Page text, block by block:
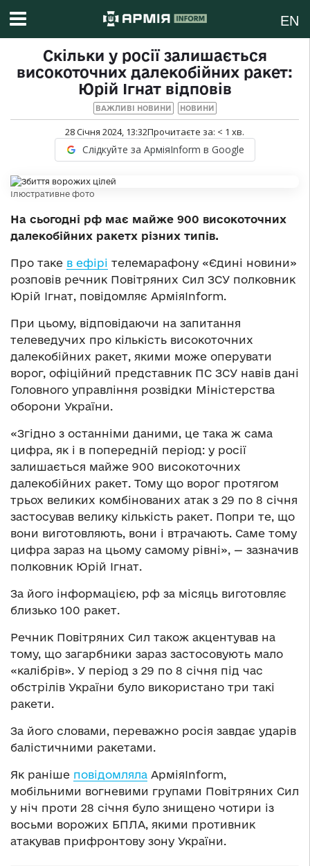
EN
Скільки у росії залишається
високоточних далекобійних ракет:
Юрій Ігнат відповів
ВАЖЛИВІ НОВИНИ НОВИНИ
28 Січня 2024, 13:32Прочитаєте за: < 1 хв.
Слідкуйте за АрміяInform в Google
Ілюстративне фото
На сьогодні рф має майже 900 високоточних
далекобійних ракетх різних типів.
Про таке в ефірі телемарафону «Єдині новини»
розповів речник Повітряних Сил ЗСУ полковник
Юрій Ігнат, повідомляє АрміяInform.
При цьому, відповідаючи на запитання
телеведучих про кількість високоточних
далекобійних ракет, якими може оперувати
ворог, офіційний представник ПС ЗСУ навів дані
Головного управління розвідки Міністерства
оборони України.
«Згідно з останніми даними, це така ж сама
цифра, як і в попередній період: у росії
залишається майже 900 високоточних
далекобійних ракет. Тому що ворог протягом
трьох великих комбінованих атак з 29 по 8 січня
застосував велику кількість ракет. Попри те, що
вони виготовляють, вони і втрачають. Саме тому
цифра зараз на цьому самому рівні», — зазначив
полковник Юрій Ігнат.
За його інформацією, рф за місяць виготовляє
близько 100 ракет.
Речник Повітряних Сил також акцентував на
тому, що загарбники зараз застосовують мало
«калібрів». У період з 29 по 8 січня під час
обстрілів України було використано три такі
ракети.
За його словами, переважно росія завдає ударів
балістичними ракетами.
Як раніше повідомляла АрміяInform,
мобільними вогневими групами Повітряних Сил
у ніч проти 28 січня було знищено чотири із
восьми ворожих БПЛА, якими противник
атакував прифронтову зону України.